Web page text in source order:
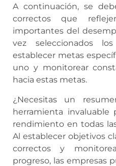
A continuación, se
correctos que
importantes del
vez seleccionados
establecer metas
uno y monitorear
hacia estas metas.
¿Necesitas un
herramienta invaluable
rendimiento en todas
Al establecer objetivos
correctos y
progreso, las empresas